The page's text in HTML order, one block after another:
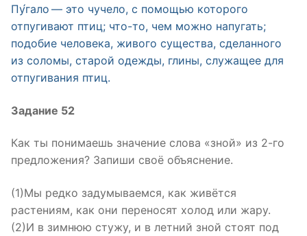
Пу́гало — это чучело, с помощью которого
отпугивают птиц; что-то, чем можно напугать;
подобие человека, живого существа, сделанного
из соломы, старой одежды, глины, служащее для
отпугивания птиц.
Задание 52
Как ты понимаешь значение слова «зной» из 2-го
предложения? Запиши своё объяснение.
(1)Мы редко задумываемся, как живётся
растениям, как они переносят холод или жару.
(2)И в зимнюю стужу, и в летний зной стоят под